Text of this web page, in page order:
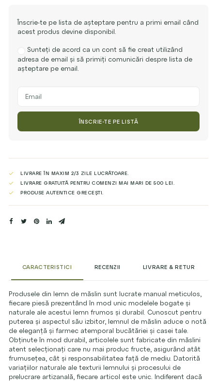
Înscrie-te pe lista de așteptare pentru a primi email când
acest produs devine disponibil.
Sunteți de acord ca un cont să fie creat utilizând
adresa de email și să primiți comunicări despre lista de
așteptare pe email.
your
to
this
product
ÎNSCRIE-TE PE LISTĂ
LIVRARE ÎN MAXIM 2/3 ZILE LUCRĂTOARE.
LIVRARE GRATUITĂ PENTRU COMENZI MAI MARI DE 500 LEI.
PRODUSE AUTENTICE GRECEȘTI.
CARACTERISTICI RECENZII LIVRARE & RETUR
Produsele din lemn de măslin sunt lucrate manual meticulos,
fiecare piesă prezentând în mod unic modelele bogate și
naturale ale acestui lemn frumos și durabil. Cunoscut pentru
puterea și aspectul său izbitor, lemnul de măslin aduce o notă
de eleganță și farmec atemporal bucătăriei și casei tale.
Obținute în mod durabil, articolele sunt fabricate din măslini
atent selecționați care nu mai produc fructe, asigurând atât
frumusețea, cât și responsabilitatea față de mediu. Datorită
variațiilor naturale ale texturii lemnului și procesului de
prelucrare artizanală, fiecare articol este unic. Indiferent dacă